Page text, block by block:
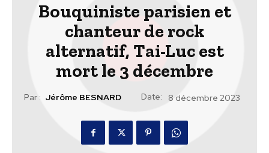
Bouquiniste parisien et
chanteur de rock
alternatif, Tai-Luc est
mort le 3 décembre
Par : Jérôme BESNARD Date: 8 décembre 2023